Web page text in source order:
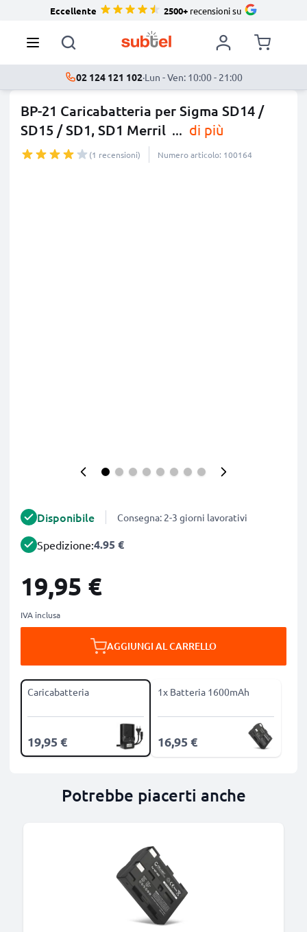
Eccellente 2500+recensioni su
02 124 121 102·Lun - Ven: 10:00 - 21:00
BP-21 Caricabatteria per Sigma SD14 /
SD15 / SD1, SD1 Merril ... di più
(1 recensioni) Numero articolo: 100164
Disponibile Consegna: 2-3 giorni lavorativi
Spedizione:4.95 €
19,95 €
IVA inclusa
AGGIUNGI AL CARRELLO
Caricabatteria
19,95 €
1x Batteria 1600mAh
16,95 €
Potrebbe piacerti anche